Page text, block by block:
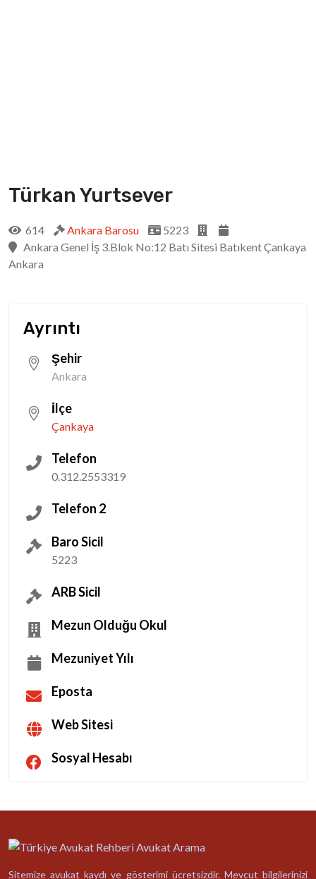
Türkan Yurtsever
614 Ankara Barosu
5223
Ankara Genel İş 3.Blok No:12 Batı Sitesi Batıkent Çankaya
Ankara
Ayrıntı
Şehir
Ankara
İlçe
Çankaya
Telefon
0.312.2553319
Telefon 2
Baro Sicil
5223
ARB Sicil
Mezun Olduğu Okul
Mezuniyet Yılı
Eposta
Web Sitesi
Sosyal Hesabı
Sitemize avukat kaydı ve gösterimi ücretsizdir. Mevcut bilgilerinizi